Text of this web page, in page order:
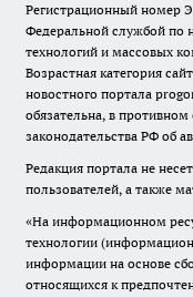
Регистрационный номер
Федеральной службой по
технологий и массовых
Возрастная категория
новостного портала
обязательна, в противном
законодательства РФ об
Редакция портала не
пользователей, а также
«На информационном
технологии
информации на основе
относящихся к